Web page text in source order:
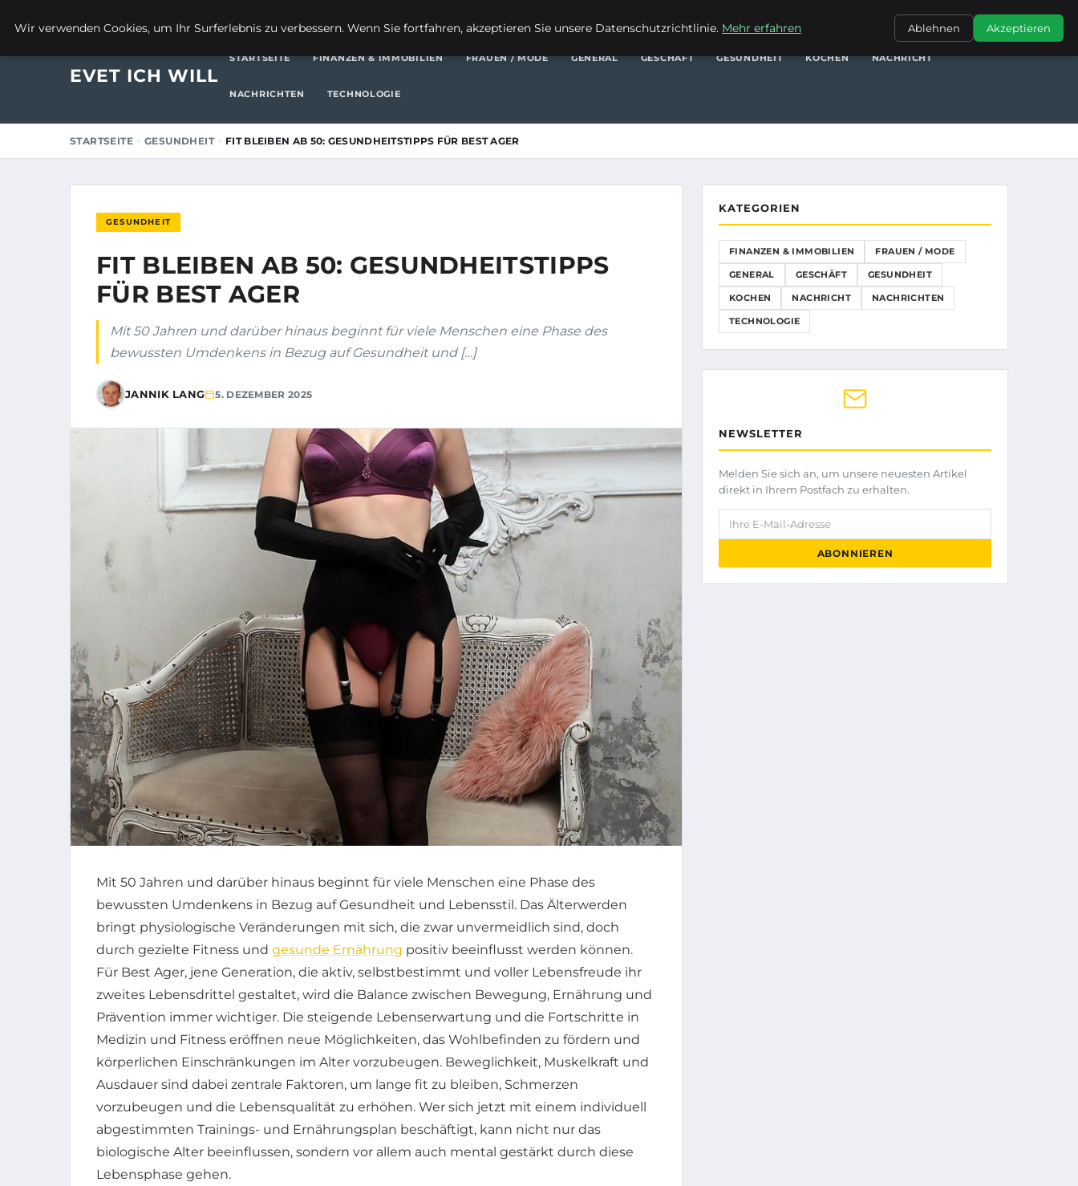
FRAUEN / MODEGENERALGESCHÄFT
EVET ICH WILL
STARTSEITE FINANZEN & IMMOBILIEN FRAUEN / MODE GENERAL GESCHÄFT GESUNDHEIT KOCHEN NACHRICHT
NACHRICHTEN TECHNOLOGIE
STARTSEITE GESUNDHEIT FIT BLEIBEN AB 50: GESUNDHEITSTIPPS FÜR BEST AGER
GESUNDHEIT
FIT BLEIBEN AB 50: GESUNDHEITSTIPPS
FÜR BEST AGER
Mit 50 Jahren und darüber hinaus beginnt für viele Menschen eine Phase des
bewussten Umdenkens in Bezug auf Gesundheit und […]
JANNIK LANG 5. DEZEMBER 2025
Mit 50 Jahren und darüber hinaus beginnt für viele Menschen eine Phase des
bewussten Umdenkens in Bezug auf Gesundheit und Lebensstil. Das Älterwerden
bringt physiologische Veränderungen mit sich, die zwar unvermeidlich sind, doch
durch gezielte Fitness und gesunde Ernährung positiv beeinflusst werden können.
Für Best Ager, jene Generation, die aktiv, selbstbestimmt und voller Lebensfreude ihr
zweites Lebensdrittel gestaltet, wird die Balance zwischen Bewegung, Ernährung und
Prävention immer wichtiger. Die steigende Lebenserwartung und die Fortschritte in
Medizin und Fitness eröffnen neue Möglichkeiten, das Wohlbefinden zu fördern und
körperlichen Einschränkungen im Alter vorzubeugen. Beweglichkeit, Muskelkraft und
Ausdauer sind dabei zentrale Faktoren, um lange fit zu bleiben, Schmerzen
vorzubeugen und die Lebensqualität zu erhöhen. Wer sich jetzt mit einem individuell
abgestimmten Trainings- und Ernährungsplan beschäftigt, kann nicht nur das
biologische Alter beeinflussen, sondern vor allem auch mental gestärkt durch diese
Lebensphase gehen.
KATEGORIEN
FINANZEN & IMMOBILIEN FRAUEN / MODE
GENERAL GESCHÄFT GESUNDHEIT
KOCHEN NACHRICHT NACHRICHTEN
TECHNOLOGIE
NEWSLETTER
Melden Sie sich an, um unsere neuesten Artikel
direkt in Ihrem Postfach zu erhalten.
Ihre E-Mail-Adresse
ABONNIEREN
Wir verwenden Cookies, um Ihr Surferlebnis zu verbessern. Wenn Sie fortfahren, akzeptieren Sie unsere Datenschutzrichtlinie. Mehr erfahren Ablehnen Akzeptieren